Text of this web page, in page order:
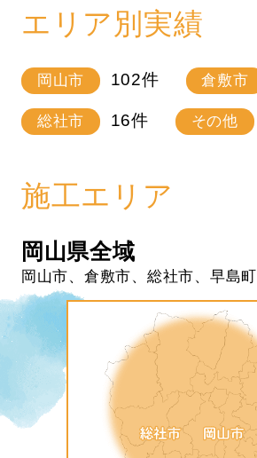
エリア別実績
岡山市 102件 倉敷市
総社市 16件 その他
施工エリア
岡山県全域
岡山市、倉敷市、総社市、早島町